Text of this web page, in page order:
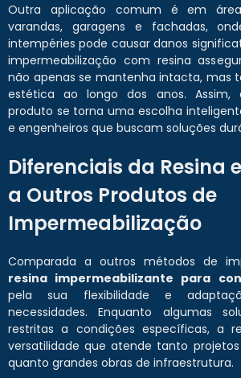
Outra aplicação comum é em
varandas, garagens e fachadas,
intempéries pode causar danos
impermeabilização com resina
não apenas se mantenha intacta, mas
estética ao longo dos anos. Assim,
produto se torna uma escolha
e engenheiros que buscam soluções
Diferenciais da Resina
a Outros Produtos de
Impermeabilização
Comparada a outros métodos de
resina impermeabilizante para
pela sua flexibilidade e
necessidades. Enquanto algumas
restritas a condições específicas, a
versatilidade que atende tanto
quanto grandes obras de infraestrutura.